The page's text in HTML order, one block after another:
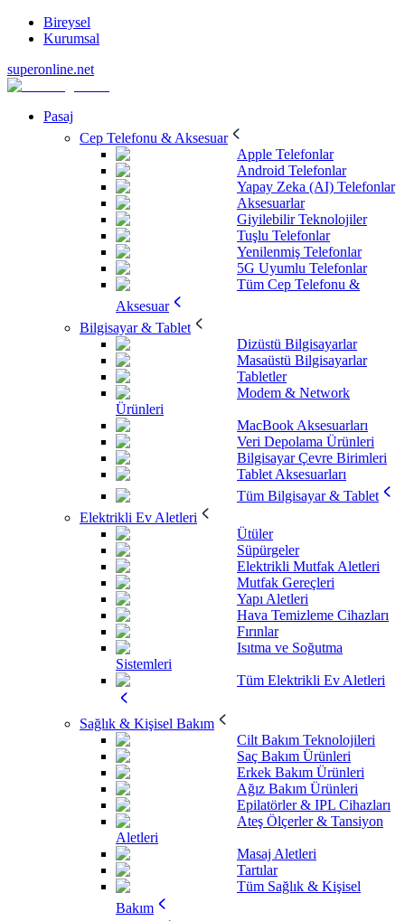
Bireysel
Kurumsal
superonline.net
Pasaj
Cep Telefonu & Aksesuar
Apple Telefonlar
Android Telefonlar
Yapay Zeka (AI) Telefonlar
Aksesuarlar
Giyilebilir Teknolojiler
Tuşlu Telefonlar
Yenilenmiş Telefonlar
5G Uyumlu Telefonlar
Tüm Cep Telefonu &
Aksesuar
Bilgisayar & Tablet
Dizüstü Bilgisayarlar
Masaüstü Bilgisayarlar
Tabletler
Modem & Network
Ürünleri
MacBook Aksesuarları
Veri Depolama Ürünleri
Bilgisayar Çevre Birimleri
Tablet Aksesuarları
Tüm Bilgisayar & Tablet
Elektrikli Ev Aletleri
Ütüler
Süpürgeler
Elektrikli Mutfak Aletleri
Mutfak Gereçleri
Yapı Aletleri
Hava Temizleme Cihazları
Fırınlar
Isıtma ve Soğutma
Sistemleri
Tüm Elektrikli Ev Aletleri
Sağlık & Kişisel Bakım
Cilt Bakım Teknolojileri
Saç Bakım Ürünleri
Erkek Bakım Ürünleri
Ağız Bakım Ürünleri
Epilatörler & IPL Cihazları
Ateş Ölçerler & Tansiyon
Aletleri
Masaj Aletleri
Tartılar
Tüm Sağlık & Kişisel
Bakım